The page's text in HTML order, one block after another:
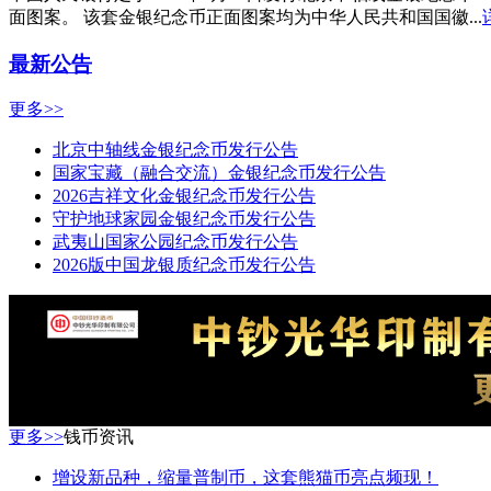
面图案。 该套金银纪念币正面图案均为中华人民共和国国徽...
最新公告
更多>>
北京中轴线金银纪念币发行公告
国家宝藏（融合交流）金银纪念币发行公告
2026吉祥文化金银纪念币发行公告
守护地球家园金银纪念币发行公告
武夷山国家公园纪念币发行公告
2026版中国龙银质纪念币发行公告
更多>>钱币资讯
增设新品种，缩量普制币，这套熊猫币亮点频现！